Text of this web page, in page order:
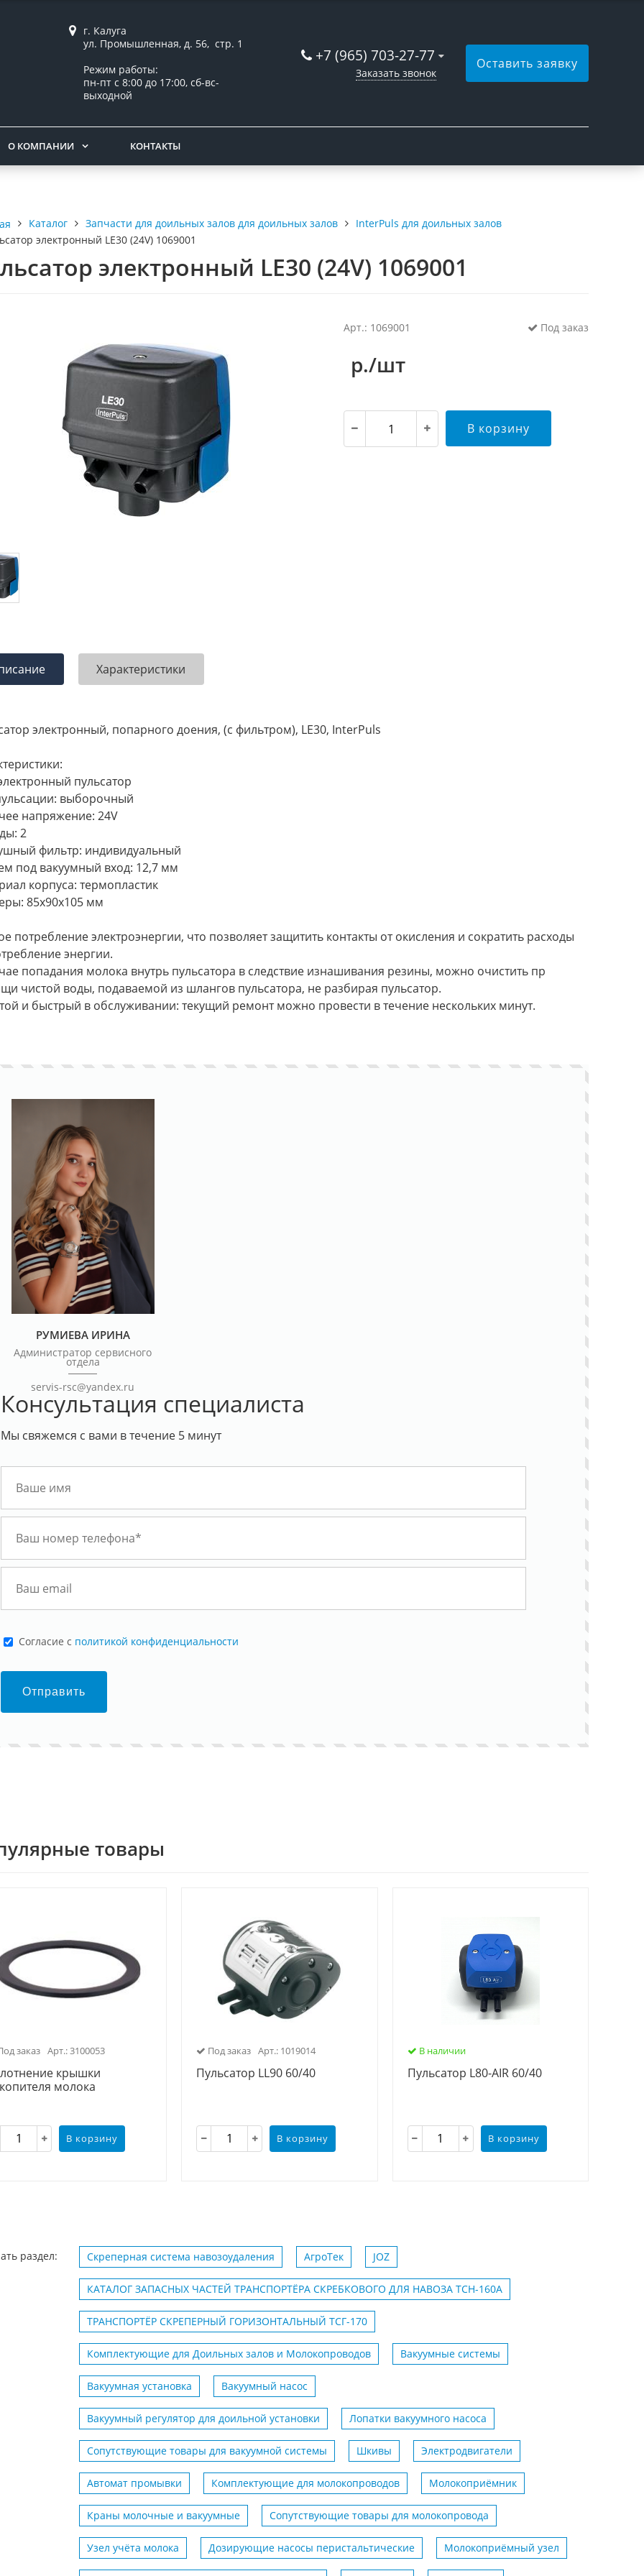
г. Калуга
ул. Промышленная, д. 56, стр. 1
Режим работы:
пн-пт с 8:00 до 17:00, сб-вс-
выходной
+7 (965) 703-27-77
Заказать звонок
Оставить заявку
О КОМПАНИИ КОНТАКТЫ
Каталог Запчасти для доильных залов для доильных залов
InterPuls для доильных залов
электронный LE30 (24V) 1069001
электронный LE30 (24V) 1069001
Арт.: 1069001 Под заказ
р./шт
В корзину
Характеристики
электронный, попарного доения, (с фильтром), LЕ30, InterPuls
пульсатор
выборочный
напряжение: 24V
2
фильтр: индивидуальный
под вакуумный вход: 12,7 мм
корпуса: термопластик
85x90x105 мм
потребление электроэнергии, что позволяет защитить контакты от окисления и сократить расходы
энергии.
попадания молока внутрь пульсатора в следствие изнашивания резины, можно очистить пр
чистой воды, подаваемой из шлангов пульсатора, не разбирая пульсатор.
и быстрый в обслуживании: текущий ремонт можно провести в течение нескольких минут.
РУМИЕВА ИРИНА
Администратор сервисного
отдела
servis-rsc@yandex.ru
Консультация специалиста
Мы свяжемся с вами в течение 5 минут
Cогласие с политикой конфиденциальности
Отправить
товары
заказ Арт.: 3100053
крышки
молока
В корзину
Под заказ Арт.: 1019014
Пульсатор LL90 60/40
В корзину
В наличии
Пульсатор L80-AIR 60/40
В корзину
раздел: Скреперная система навозоудаления АгроТек JOZ
КАТАЛОГ ЗАПАСНЫХ ЧАСТЕЙ ТРАНСПОРТЁРА СКРЕБКОВОГО ДЛЯ НАВОЗА ТСН-160А
ТРАНСПОРТЁР СКРЕПЕРНЫЙ ГОРИЗОНТАЛЬНЫЙ ТСГ-170
Комплектующие для Доильных залов и Молокопроводов Вакуумные системы
Вакуумная установка Вакуумный насос
Вакуумный регулятор для доильной установки Лопатки вакуумного насоса
Сопутствующие товары для вакуумной системы Шкивы Электродвигатели
Автомат промывки Комплектующие для молокопроводов Молокоприёмник
Краны молочные и вакуумные Сопутствующие товары для молокопровода
Узел учёта молока Дозирующие насосы перистальтические Молокоприёмный узел